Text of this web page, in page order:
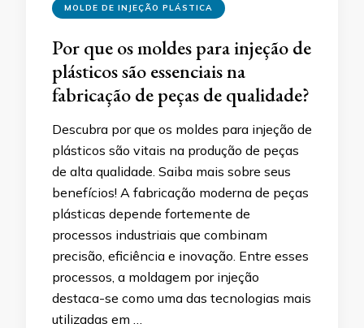
MOLDE DE INJEÇÃO PLÁSTICA
Por que os moldes para injeção de
plásticos são essenciais na
fabricação de peças de qualidade?
Descubra por que os moldes para injeção de
plásticos são vitais na produção de peças
de alta qualidade. Saiba mais sobre seus
benefícios! A fabricação moderna de peças
plásticas depende fortemente de
processos industriais que combinam
precisão, eficiência e inovação. Entre esses
processos, a moldagem por injeção
destaca-se como uma das tecnologias mais
utilizadas em …